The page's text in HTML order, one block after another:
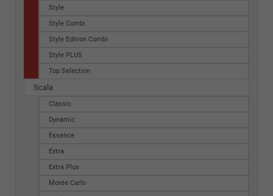
Style
Style Combi
Style Edition Combi
Style PLUS
Top Selection
Scala
Classic
Dynamic
Essence
Extra
Extra Plus
Monte Carlo